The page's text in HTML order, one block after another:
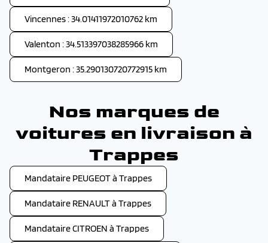
Vincennes : 34.01411972010762 km
Valenton : 34.513397038285966 km
Montgeron : 35.290130720772915 km
Nos marques de
voitures en livraison à
Trappes
Mandataire PEUGEOT à Trappes
Mandataire RENAULT à Trappes
Mandataire CITROEN à Trappes